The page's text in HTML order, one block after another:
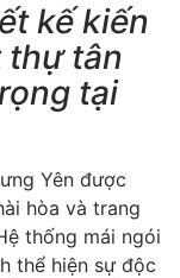
kế kiến
thự tân
tại
Yên được
hòa và trang
thống mái ngói
thể hiện sự độc